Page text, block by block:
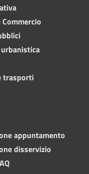
trasporti
appuntamento
disservizio